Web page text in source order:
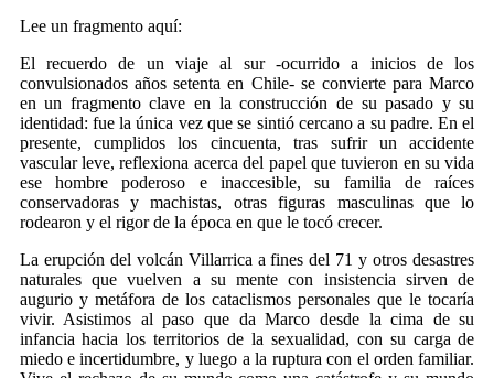
Lee un fragmento aquí:
El recuerdo de un viaje al sur -ocurrido a inicios de los
convulsionados años setenta en Chile- se convierte para Marco
en un fragmento clave en la construcción de su pasado y su
identidad: fue la única vez que se sintió cercano a su padre. En el
presente, cumplidos los cincuenta, tras sufrir un accidente
vascular leve, reflexiona acerca del papel que tuvieron en su vida
ese hombre poderoso e inaccesible, su familia de raíces
conservadoras y machistas, otras figuras masculinas que lo
rodearon y el rigor de la época en que le tocó crecer.
La erupción del volcán Villarrica a fines del 71 y otros desastres
naturales que vuelven a su mente con insistencia sirven de
augurio y metáfora de los cataclismos personales que le tocaría
vivir. Asistimos al paso que da Marco desde la cima de su
infancia hacia los territorios de la sexualidad, con su carga de
miedo e incertidumbre, y luego a la ruptura con el orden familiar.